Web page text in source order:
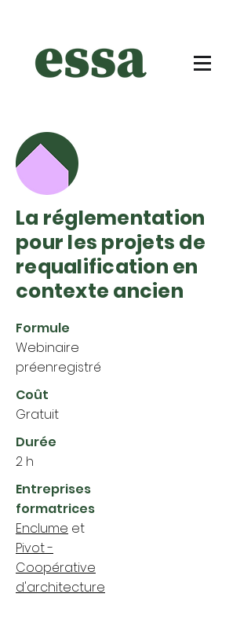
La réglementation
pour les projets de
requalification en
contexte ancien
Formule
Webinaire
préenregistré
Coût
Gratuit
Durée
2 h
Entreprises
formatrices
Enclume et
Pivot -
Coopérative
d'architecture